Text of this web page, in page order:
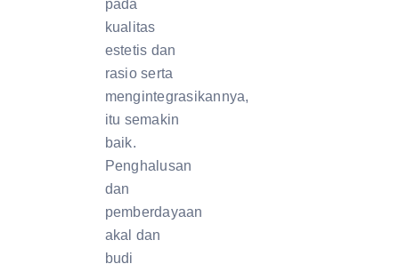
pada
kualitas
estetis dan
rasio serta
mengintegrasikannya,
itu semakin
baik.
Penghalusan
dan
pemberdayaan
akal dan
budi